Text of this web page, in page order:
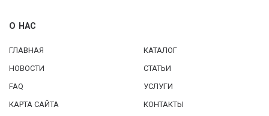
О НАС
ГЛАВНАЯ
КАТАЛОГ
НОВОСТИ
СТАТЬИ
FAQ
УСЛУГИ
КАРТА САЙТА
КОНТАКТЫ